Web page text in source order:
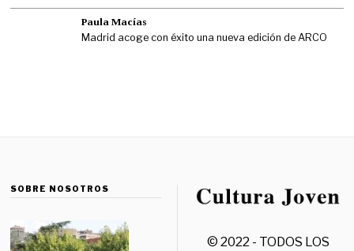
Paula Macías
Madrid acoge con éxito una nueva edición de ARCO
SOBRE NOSOTROS
© 2022 - TODOS LOS